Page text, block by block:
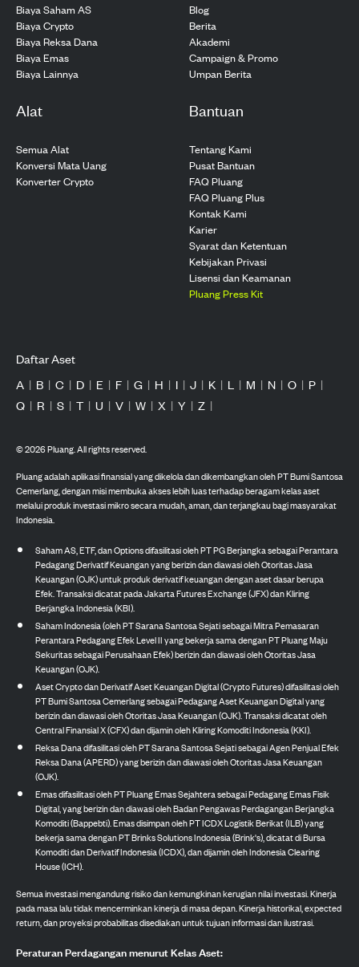
Biaya Saham AS
Biaya Crypto
Biaya Reksa Dana
Biaya Emas
Biaya Lainnya
Blog
Berita
Akademi
Campaign & Promo
Umpan Berita
Alat
Semua Alat
Konversi Mata Uang
Konverter Crypto
Bantuan
Tentang Kami
Pusat Bantuan
FAQ Pluang
FAQ Pluang Plus
Kontak Kami
Karier
Syarat dan Ketentuan
Kebijakan Privasi
Lisensi dan Keamanan
Pluang Press Kit
Daftar Aset
A | B | C | D | E | F | G | H | I | J | K | L | M | N | O | P |
Q | R | S | T | U | V | W | X | Y | Z |
©2026Pluang. All rights reserved.
Pluang adalah aplikasi finansial yang dikelola dan dikembangkan oleh PT Bumi Santosa
Cemerlang, dengan misi membuka akses lebih luas terhadap beragam kelas aset
melalui produk investasi mikro secara mudah, aman, dan terjangkau bagi masyarakat
Indonesia.
Saham AS, ETF, dan Options difasilitasi oleh PT PG Berjangka sebagai Perantara
Pedagang Derivatif Keuangan yang berizin dan diawasi oleh Otoritas Jasa
Keuangan (OJK) untuk produk derivatif keuangan dengan aset dasar berupa
Efek. Transaksi dicatat pada Jakarta Futures Exchange (JFX) dan Kliring
Berjangka Indonesia (KBI).
Saham Indonesia (oleh PT Sarana Santosa Sejati sebagai Mitra Pemasaran
Perantara Pedagang Efek Level II yang bekerja sama dengan PT Pluang Maju
Sekuritas sebagai Perusahaan Efek) berizin dan diawasi oleh Otoritas Jasa
Keuangan (OJK).
Aset Crypto dan Derivatif Aset Keuangan Digital (Crypto Futures) difasilitasi oleh
PT Bumi Santosa Cemerlang sebagai Pedagang Aset Keuangan Digital yang
berizin dan diawasi oleh Otoritas Jasa Keuangan (OJK). Transaksi dicatat oleh
Central Finansial X (CFX) dan dijamin oleh Kliring Komoditi Indonesia (KKI).
Reksa Dana difasilitasi oleh PT Sarana Santosa Sejati sebagai Agen Penjual Efek
Reksa Dana (APERD) yang berizin dan diawasi oleh Otoritas Jasa Keuangan
(OJK).
Emas difasilitasi oleh PT Pluang Emas Sejahtera sebagai Pedagang Emas Fisik
Digital, yang berizin dan diawasi oleh Badan Pengawas Perdagangan Berjangka
Komoditi (Bappebti). Emas disimpan oleh PT ICDX Logistik Berikat (ILB) yang
bekerja sama dengan PT Brinks Solutions Indonesia (Brink's), dicatat di Bursa
Komoditi dan Derivatif Indonesia (ICDX), dan dijamin oleh Indonesia Clearing
House (ICH).
Semua investasi mengandung risiko dan kemungkinan kerugian nilai investasi. Kinerja
pada masa lalu tidak mencerminkan kinerja di masa depan. Kinerja historikal, expected
return, dan proyeksi probabilitas disediakan untuk tujuan informasi dan ilustrasi.
Peraturan Perdagangan menurut Kelas Aset: